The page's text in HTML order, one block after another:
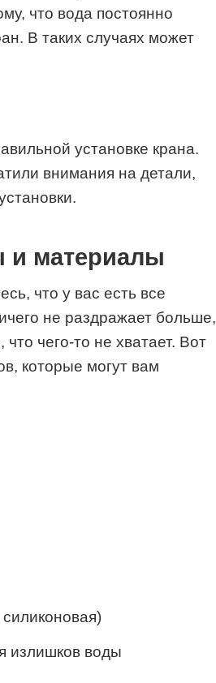
что вода постоянно
В таких случаях может
установке крана.
внимания на детали,
и материалы
что у вас есть все
не раздражает больше,
чего-то не хватает. Вот
которые могут вам
излишков воды